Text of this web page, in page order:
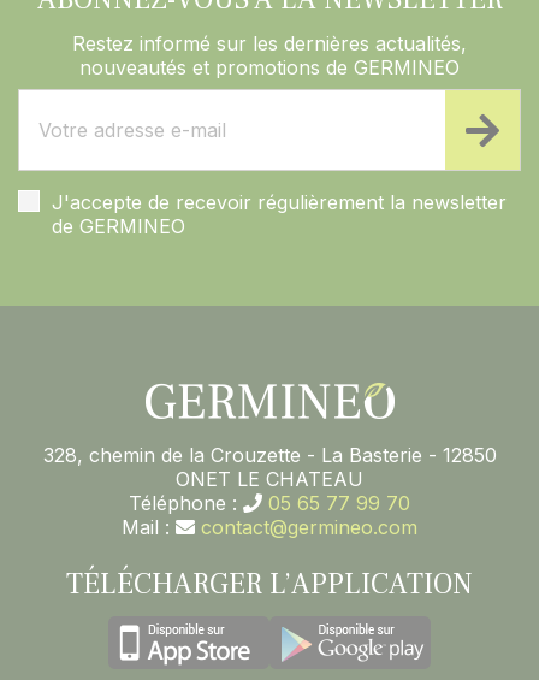
Restez informé sur les dernières actualités,
nouveautés et promotions de GERMINEO
J'accepte de recevoir régulièrement la newsletter
de GERMINEO
328, chemin de la Crouzette - La Basterie - 12850
ONET LE CHATEAU
Téléphone :
05 65 77 99 70
Mail :
contact@germineo.com
TÉLÉCHARGER L’APPLICATION